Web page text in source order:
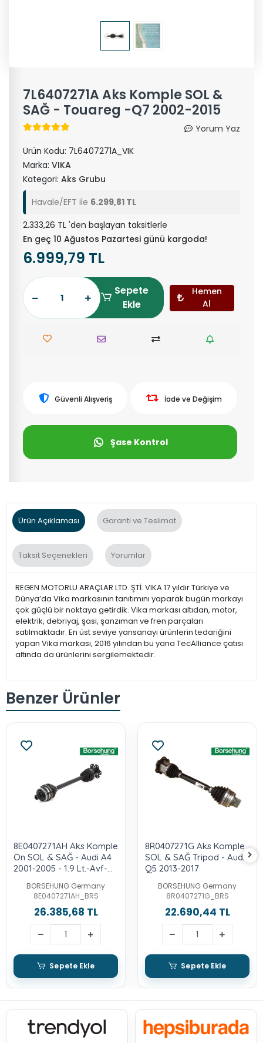
7L6407271A Aks Komple SOL &
SAĞ - Touareg -Q7 2002-2015
Yorum Yaz
Ürün Kodu: 7L6407271A_VIK
Marka: VIKA
Kategori: Aks Grubu
Havale/EFT ile 6.299,81 TL
2.333,26 TL 'den başlayan taksitlerle
En geç 10 Ağustos Pazartesi günü kargoda!
6.999,79 TL
Sepete
Ekle
Hemen
Al
Güvenli Alışveriş İade ve Değişim
Şase Kontrol
Ürün Açıklaması Garanti ve Teslimat
Taksit Seçenekleri Yorumlar
REGEN MOTORLU ARAÇLAR LTD. ŞTİ. VIKA 17 yıldır Türkiye ve
Dünya’da Vika markasının tanıtımını yaparak bugün markayı
çok güçlü bir noktaya getirdik. Vika markası altıdan, motor,
elektrik, debriyaj, şasi, şanzıman ve fren parçaları
satılmaktadır. En üst seviye yansanayi ürünlerin tedariğini
yapan Vika markası, 2016 yılından bu yana TecAlliance çatısı
altında da ürünlerini sergilemektedir.
Benzer Ürünler
8E0407271AH Aks Komple
Ön SOL & SAĞ - Audi A4
2001-2005 - 1.9 Lt.-Avf-
BORSEHUNG Germany
8E0407271AH_BRS
26.385,68 TL
Sepete Ekle
8R0407271G Aks Komple
SOL & SAĞ Tripod - Audı-
Q5 2013-2017
BORSEHUNG Germany
8R0407271G_BRS
22.690,44 TL
Sepete Ekle